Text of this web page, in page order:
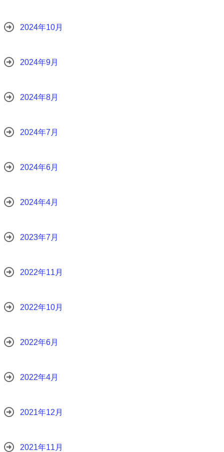
2024年10月
2024年9月
2024年8月
2024年7月
2024年6月
2024年4月
2023年7月
2022年11月
2022年10月
2022年6月
2022年4月
2021年12月
2021年11月